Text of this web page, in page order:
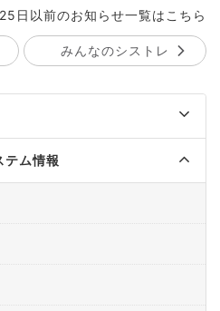
日以前のお知らせ一覧はこちら
みんなのシストレ
テム情報